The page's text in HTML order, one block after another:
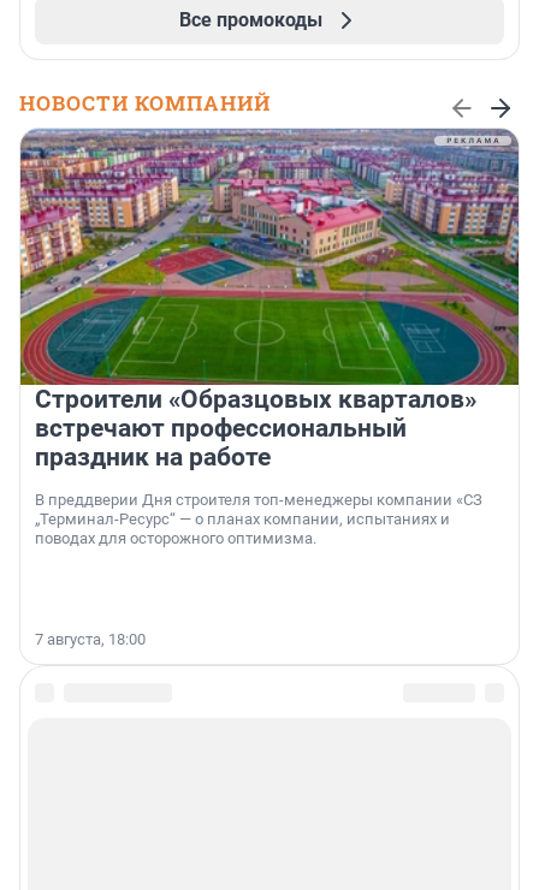
Все промокоды
НОВОСТИ КОМПАНИЙ
Строители «Образцовых кварталов»
встречают профессиональный
праздник на работе
В преддверии Дня строителя топ-менеджеры компании «СЗ
„Терминал-Ресурс“ — о планах компании, испытаниях и
поводах для осторожного оптимизма.
7 августа, 18:00